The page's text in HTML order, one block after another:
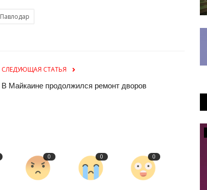
Павлодар
СЛЕДУЮЩАЯ СТАТЬЯ
В Майкаине продолжился ремонт дворов
0 0 0